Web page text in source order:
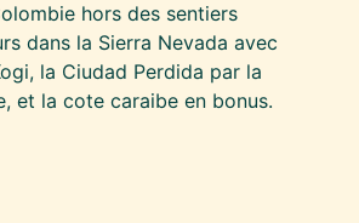
hors des sentiers
dans la Sierra Nevada avec
la Ciudad Perdida par la
et la cote caraibe en bonus.